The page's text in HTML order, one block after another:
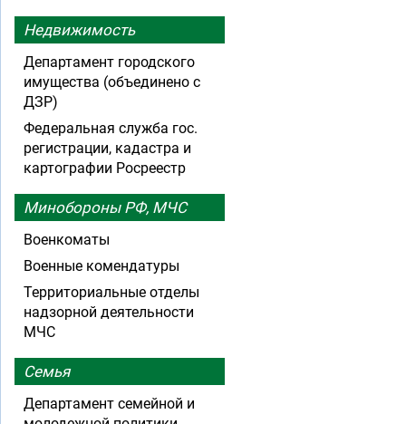
Недвижимость
Департамент городского
имущества (объединено с
ДЗР)
Федеральная служба гос.
регистрации, кадастра и
картографии Росреестр
Минобороны РФ, МЧС
Военкоматы
Военные комендатуры
Территориальные отделы
надзорной деятельности
МЧС
Семья
Департамент семейной и